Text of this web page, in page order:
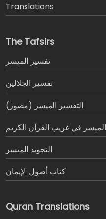
Translations
The Tafsirs
تفسير المیسر
تفسير الجلالين
التفسير الميسر (مصور)
الميسر في غريب القرآن الكريم
التجويد الميسر
كتاب أصول الإيمان
Quran Translations